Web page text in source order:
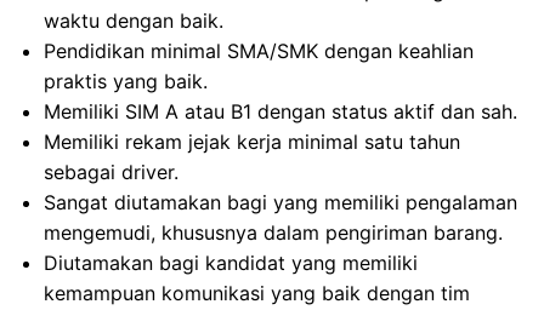
waktu dengan baik.
Pendidikan minimal SMA/SMK dengan keahlian
praktis yang baik.
Memiliki SIM A atau B1 dengan status aktif dan sah.
Memiliki rekam jejak kerja minimal satu tahun
sebagai driver.
Sangat diutamakan bagi yang memiliki pengalaman
mengemudi, khususnya dalam pengiriman barang.
Diutamakan bagi kandidat yang memiliki
kemampuan komunikasi yang baik dengan tim